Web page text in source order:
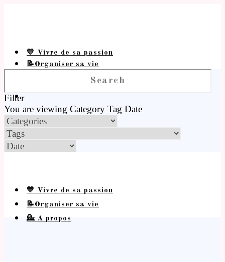
💛 Vivre de sa passion
📝Organiser sa vie
Filter
You are viewing Category Tag Date
💛 Vivre de sa passion
📝Organiser sa vie
💁 A propos